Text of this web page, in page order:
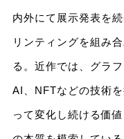
内外にて展示発表を
リンティングを組み
る。近作では、グラ
AI、NFTなどの技術
って変化し続ける価